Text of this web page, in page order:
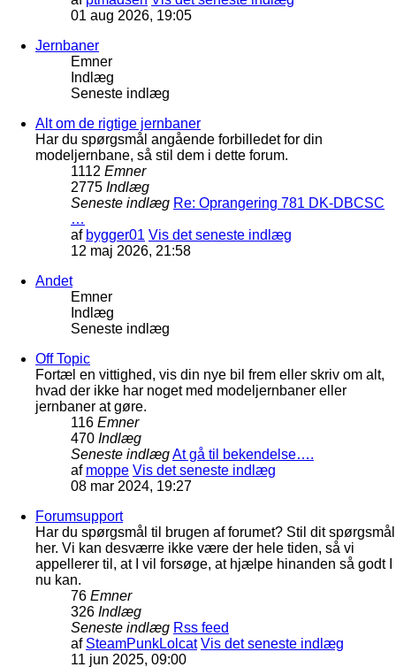
01 aug 2026, 19:05
Jernbaner
Emner
Indlæg
Seneste indlæg
Alt om de rigtige jernbaner
Har du spørgsmål angående forbilledet for din
modeljernbane, så stil dem i dette forum.
1112 Emner
2775 Indlæg
Seneste indlæg Re: Oprangering 781 DK-DBCSC
…
af bygger01 Vis det seneste indlæg
12 maj 2026, 21:58
Andet
Emner
Indlæg
Seneste indlæg
Off Topic
Fortæl en vittighed, vis din nye bil frem eller skriv om alt,
hvad der ikke har noget med modeljernbaner eller
jernbaner at gøre.
116 Emner
470 Indlæg
Seneste indlægAt gå til bekendelse….
af moppe Vis det seneste indlæg
08 mar 2024, 19:27
Forumsupport
Har du spørgsmål til brugen af forumet? Stil dit spørgsmål
her. Vi kan desværre ikke være der hele tiden, så vi
appellerer til, at I vil forsøge, at hjælpe hinanden så godt I
nu kan.
76 Emner
326 Indlæg
Seneste indlæg Rss feed
af SteamPunkLolcat Vis det seneste indlæg
11 jun 2025, 09:00